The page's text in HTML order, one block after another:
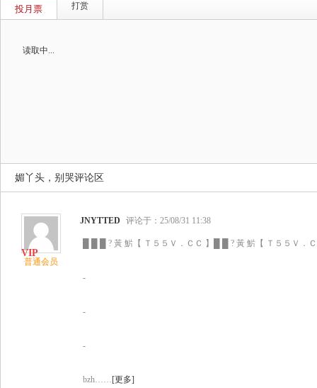
投月票 打赏
读取中...
媚丫头，别哭评论区
普通会员
JNYTTED 评论于：25/08/31 11:38
█ █ █ ? 黃 魸【 Ｔ５５Ｖ．ＣＣ 】█ █ ? 黃 魸【 Ｔ５５Ｖ．
-
-
-
bzh……[更多]